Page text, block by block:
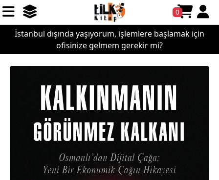
0
İstanbul dışında yaşıyorum, işlemlere başlamak için
ofisinize gelmem gerekir mi?